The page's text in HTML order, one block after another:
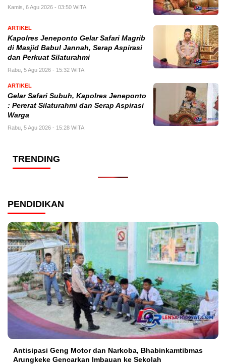
Kamis, 6 Agu 2026 - 03:50 WITA
ARTIKEL
Kapolres Jeneponto Gelar Safari Magrib
di Masjid Babul Jannah, Serap Aspirasi
dan Perkuat Silaturahmi
Rabu, 5 Agu 2026 - 15:32 WITA
ARTIKEL
Gelar Safari Subuh, Kapolres Jeneponto
: Pererat Silaturahmi dan Serap Aspirasi
Warga
Rabu, 5 Agu 2026 - 15:28 WITA
TRENDING
PENDIDIKAN
Antisipasi Geng Motor dan Narkoba, Bhabinkamtibmas
Arungkeke Gencarkan Imbauan ke Sekolah